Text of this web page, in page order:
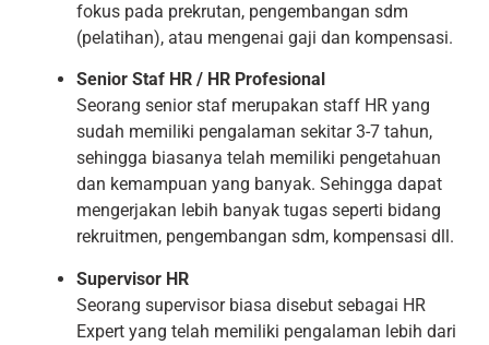
fokus pada prekrutan, pengembangan sdm
(pelatihan), atau mengenai gaji dan kompensasi.
Senior Staf HR / HR Profesional
Seorang senior staf merupakan staff HR yang
sudah memiliki pengalaman sekitar 3-7 tahun,
sehingga biasanya telah memiliki pengetahuan
dan kemampuan yang banyak. Sehingga dapat
mengerjakan lebih banyak tugas seperti bidang
rekruitmen, pengembangan sdm, kompensasi dll.
Supervisor HR
Seorang supervisor biasa disebut sebagai HR
Expert yang telah memiliki pengalaman lebih dari